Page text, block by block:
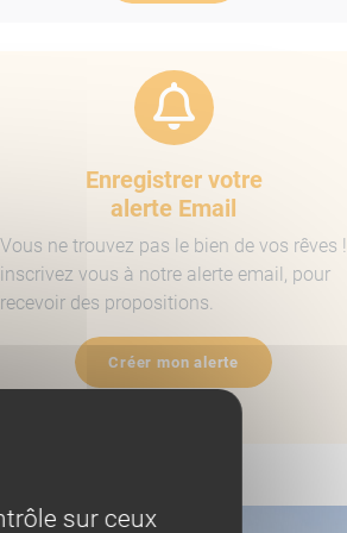
Enregistrer votre
alerte Email
Vous ne trouvez pas le bien de vos rêves !
inscrivez vous à notre alerte email, pour
recevoir des propositions.
Créer mon alerte
sur ceux